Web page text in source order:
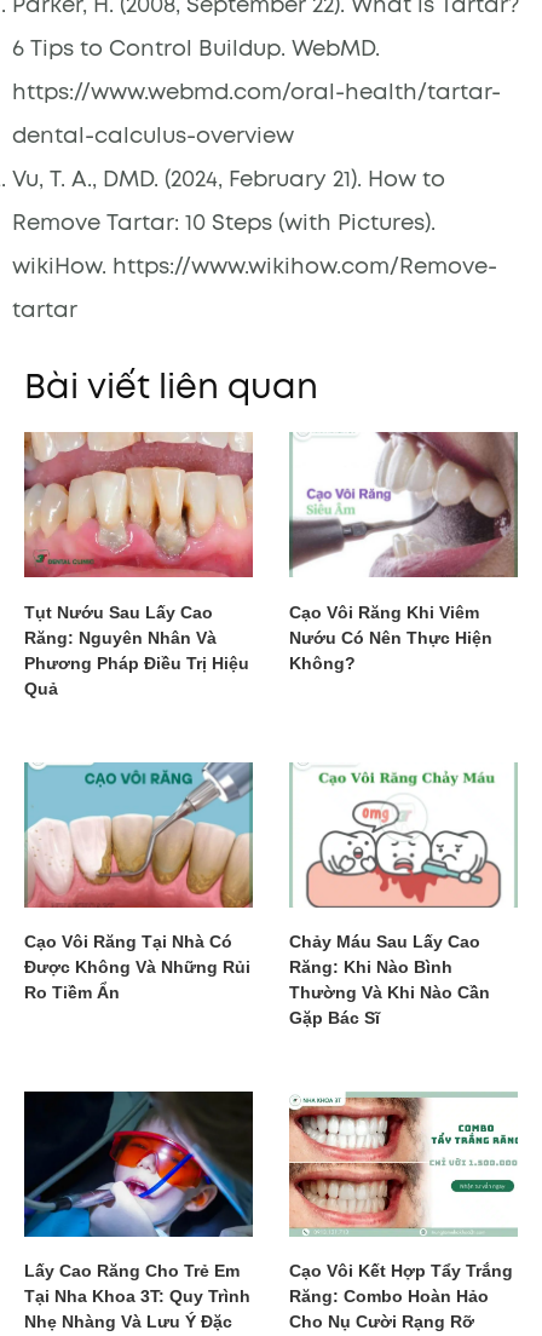
6 Tips to Control Buildup. WebMD.
https://www.webmd.com/oral-health/tartar-
dental-calculus-overview
Vu, T. A., DMD. (2024, February 21). How to
Remove Tartar: 10 Steps (with Pictures).
wikiHow. https://www.wikihow.com/Remove-
tartar
Bài viết liên quan
Tụt Nướu Sau Lấy Cao
Răng: Nguyên Nhân Và
Phương Pháp Điều Trị Hiệu
Quả
Cạo Vôi Răng Khi Viêm
Nướu Có Nên Thực Hiện
Không?
Cạo Vôi Răng Tại Nhà Có
Được Không Và Những Rủi
Ro Tiềm Ẩn
Chảy Máu Sau Lấy Cao
Răng: Khi Nào Bình
Thường Và Khi Nào Cần
Gặp Bác Sĩ
Lấy Cao Răng Cho Trẻ Em
Tại Nha Khoa 3T: Quy Trình
Nhẹ Nhàng Và Lưu Ý Đặc
Cạo Vôi Kết Hợp Tẩy Trắng
Răng: Combo Hoàn Hảo
Cho Nụ Cười Rạng Rỡ